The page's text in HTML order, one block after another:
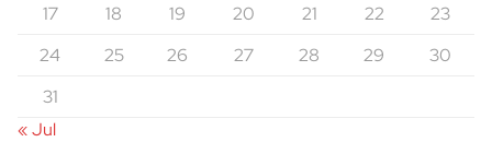
17
18 19 20 21 22
23
24
25 26 27 28 29
30
31
« Jul